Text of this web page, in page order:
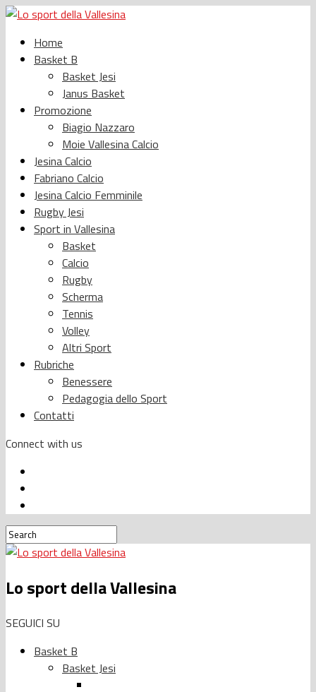
Home
Basket B
Basket Jesi
Janus Basket
Promozione
Biagio Nazzaro
Moie Vallesina Calcio
Jesina Calcio
Fabriano Calcio
Jesina Calcio Femminile
Rugby Jesi
Sport in Vallesina
Basket
Calcio
Rugby
Scherma
Tennis
Volley
Altri Sport
Rubriche
Benessere
Pedagogia dello Sport
Contatti
Connect with us
Lo sport della Vallesina
SEGUICI SU
Basket B
Basket Jesi